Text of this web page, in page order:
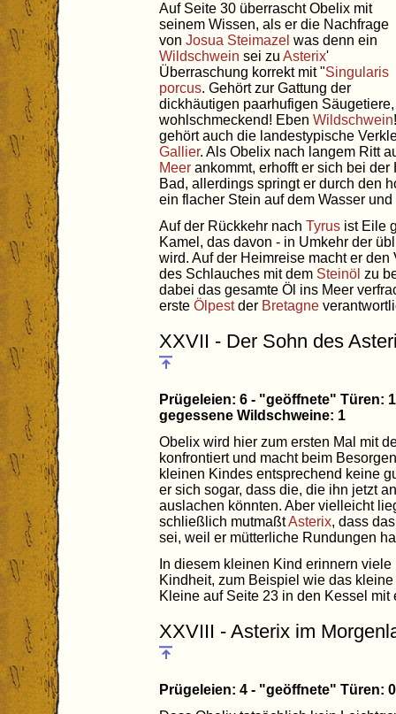
Auf Seite 30 überrascht Obelix mit
seinem Wissen, als er die Nachfrage
von Josua Steimazel was denn ein
Wildschwein sei zu Asterix'
Überraschung korrekt mit "Singularis
porcus. Gehört zur Gattung der
dickhäutigen paarhufigen
wohlschmeckend! Eben Wildschwein
gehört auch die landestypische
Gallier. Als Obelix nach langem Ritt
Meer ankommt, erhofft er sich bei
Bad, allerdings springt er durch den
ein flacher Stein auf dem Wasser und
Auf der Rückkehr nach Tyrus ist Eile
Kamel, das davon - in Umkehr der
wird. Auf der Heimreise macht er
des Schlauches mit dem Steinöl zu
dabei das gesamte Öl ins Meer
erste Ölpestder Bretagne
XXVII - Der Sohn des
Prügeleien: 6 - "geöffnete" Türen:
gegessene Wildschweine: 1
Obelix wird hier zum ersten Mal mit
konfrontiert und macht beim
kleinen Kindes entsprechend keine
er sich sogar, dass die, die ihn jetzt
auslachen könnten. Aber vielleicht
schließlich mutmaßtAsterix, dass
sei, weil er mütterliche Rundungen
In diesem kleinen Kind erinnern
Kindheit, zum Beispiel wie das kleine
Kleine auf Seite 23 in den Kessel
XXVIII - Asterix im
Prügeleien: 4 - "geöffnete" Türen: